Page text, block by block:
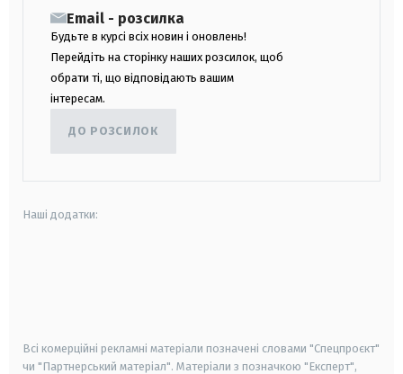
Email - розсилка
Будьте в курсі всіх новин і оновлень!
Перейдіть на сторінку наших розсилок, щоб
обрати ті, що відповідають вашим
інтересам.
ДО РОЗСИЛОК
Наші додатки:
Всі комерційні рекламні матеріали позначені словами "Спецпроєкт"
чи "Партнерський матеріал". Матеріали з позначкою "Експерт",